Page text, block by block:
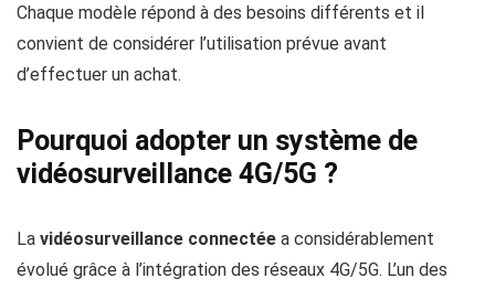
Chaque modèle répond à des besoins différents et il
convient de considérer l’utilisation prévue avant
d’effectuer un achat.
Pourquoi adopter un système de
vidéosurveillance 4G/5G ?
La vidéosurveillance connectée a considérablement
évolué grâce à l’intégration des réseaux 4G/5G. L’un des